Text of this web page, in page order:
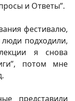
и Ответы”.
фестивалю,
подходили,
я снова
потом мне
представили